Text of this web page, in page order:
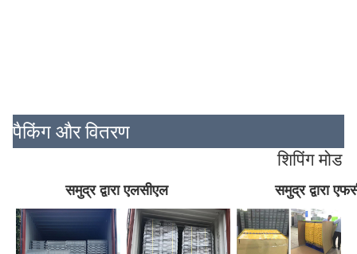
पैकिंग और वितरण
शिपिंग मोड
समुद्र द्वारा एलसीएल समुद्र द्वारा